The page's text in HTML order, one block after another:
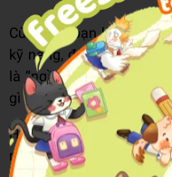
Cừu thấy bạn bè xung
kỹ năng, đặc điểm gì
là “ngầu” nhất. Cừu
gì đặc biệt không?
Hãy cùng Cừu quan
ra được điểm độc đáo